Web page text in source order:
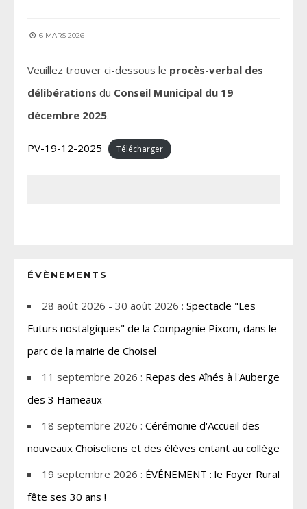
6 MARS 2026
Veuillez trouver ci-dessous le procès-verbal des
délibérations du Conseil Municipal du 19
décembre 2025.
PV-19-12-2025 Télécharger
ÉVÈNEMENTS
28 août 2026 - 30 août 2026 : Spectacle "Les
Futurs nostalgiques" de la Compagnie Pixom, dans le
parc de la mairie de Choisel
11 septembre 2026 : Repas des Aînés à l'Auberge
des 3 Hameaux
18 septembre 2026 : Cérémonie d'Accueil des
nouveaux Choiseliens et des élèves entant au collège
19 septembre 2026 : ÉVÉNEMENT : le Foyer Rural
fête ses 30 ans !